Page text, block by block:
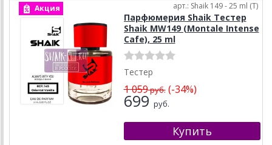
Акция арт.: Shaik 149 - 25 ml (T)
Парфюмерия Shaik Тестер
Shaik MW149 (Montale Intense
Cafe), 25 ml
Тестер
1 059руб.(-34%)
699 руб.